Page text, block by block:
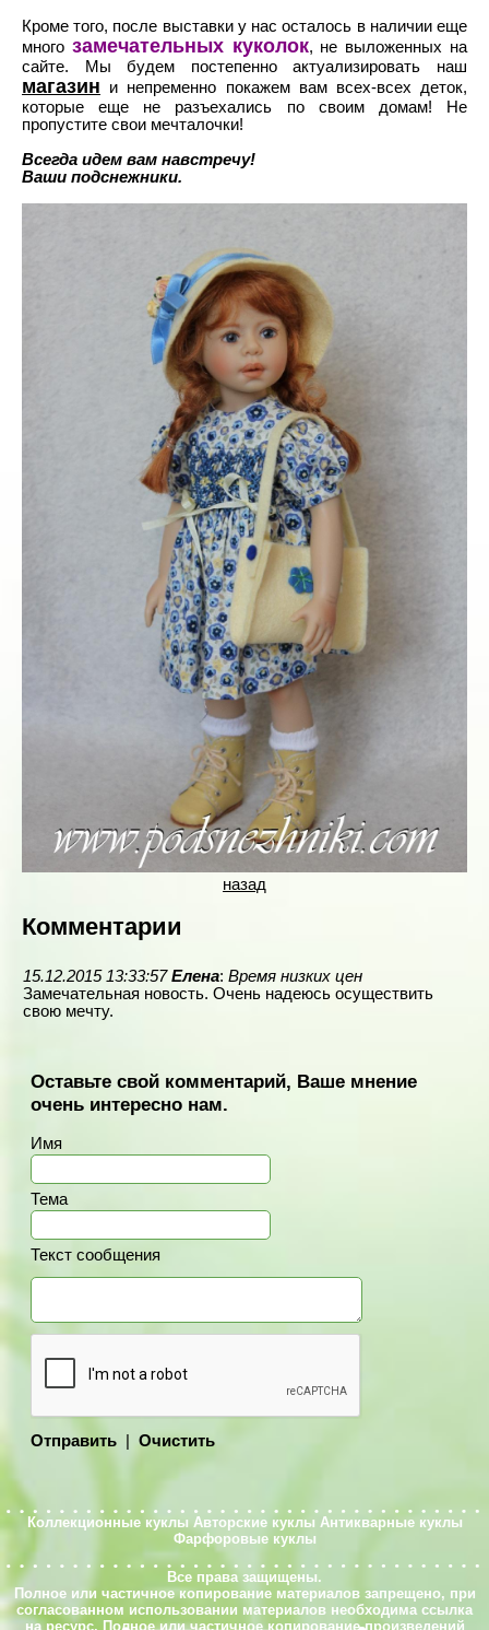
Кроме того, после выставки у нас осталось в наличии еще
много замечательных куколок, не выложенных на
сайте. Мы будем постепенно актуализировать наш
магазин и непременно покажем вам всех-всех деток,
которые еще не разъехались по своим домам! Не
пропустите свои мечталочки!
Всегда идем вам навстречу!
Ваши подснежники.
назад
Комментарии
15.12.2015 13:33:57 Елена: Время низких цен
Замечательная новость. Очень надеюсь осуществить
свою мечту.
Оставьте свой комментарий, Ваше мнение
очень интересно нам.
Имя
Тема
Текст сообщения
Отправить | Очистить
Коллекционные куклы Авторские куклы Антикварные куклы
Фарфоровые куклы
Все права защищены.
Полное или частичное копирование материалов запрещено, при
согласованном использовании материалов необходима ссылка
на ресурс. Полное или частичное копирование произведений